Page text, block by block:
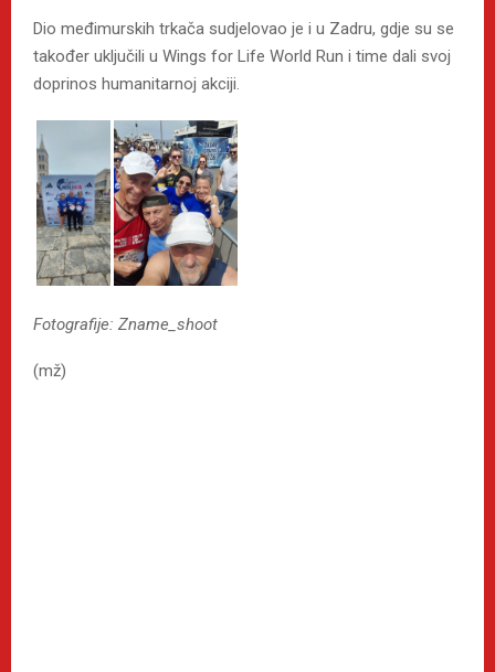
Dio međimurskih trkača sudjelovao je i u Zadru, gdje su se
također uključili u Wings for Life World Run i time dali svoj
doprinos humanitarnoj akciji.
Fotografije: Zname_shoot
(mž)